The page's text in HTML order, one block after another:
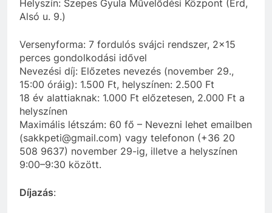
Helyszín: Szepes Gyula Művelődési Központ (Érd,
Alsó u. 9.)
Versenyforma: 7 fordulós svájci rendszer, 2×15
perces gondolkodási idővel
Nevezési díj: Előzetes nevezés (november 29.,
15:00 óráig): 1.500 Ft, helyszínen: 2.500 Ft
18 év alattiaknak: 1.000 Ft előzetesen, 2.000 Ft a
helyszínen
Maximális létszám: 60 fő – Nevezni lehet emailben
(sakkpeti@gmail.com) vagy telefonon (+36 20
508 9637) november 29-ig, illetve a helyszínen
9:00–9:30 között.
Díjazás: